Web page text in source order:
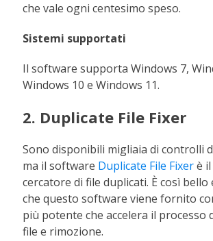
che vale ogni centesimo speso.
Sistemi supportati
Il software supporta Windows 7,
Windows 10 e Windows 11.
2. Duplicate File Fixer
Sono disponibili migliaia di controlli
ma il software Duplicate File Fixerè
cercatore di file duplicati. È così bello
che questo software viene fornito
più potente che accelera il processo
file e rimozione.